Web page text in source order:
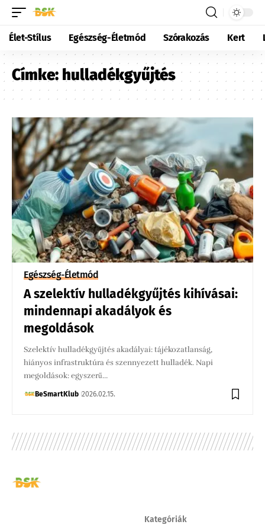
Élet-Stílus Egészség-Életmód Szórakozás Kert
Címke: hulladékgyűjtés
Egészség-Életmód
A szelektív hulladékgyűjtés kihívásai:
mindennapi akadályok és
megoldások
Szelektív hulladékgyűjtés akadályai: tájékozatlanság,
hiányos infrastruktúra és szennyezett hulladék. Napi
megoldások: egyszerű…
BeSmartKlub 2026.02.15.
Kategóriák